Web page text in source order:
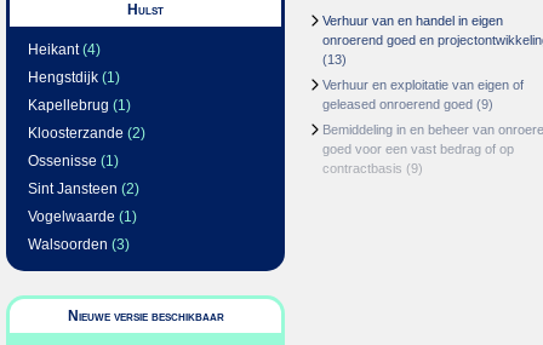
Hulst
Heikant(4)
Hengstdijk (1)
Kapellebrug (1)
Kloosterzande (2)
Ossenisse (1)
Sint Jansteen (2)
Vogelwaarde (1)
Walsoorden (3)
Nieuwe versie beschikbaar
Verhuur van en handel in eigen
onroerend goed en
(13)
Verhuur en exploitatie van eigen of
geleased onroerend goed (9)
Bemiddeling in en beheer van
goed voor een vast bedrag of op
contractbasis (9)